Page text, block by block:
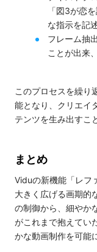
「図3が恋
な指示を記
フレーム抽
ことが出来
このプロセスを繰り
能となり、クリエイ
テンツを生み出すこ
まとめ
Viduの新機能「レフ
大きく広げる画期的
の制御から、細やか
がこれまで抱えてい
かな動画制作を可能